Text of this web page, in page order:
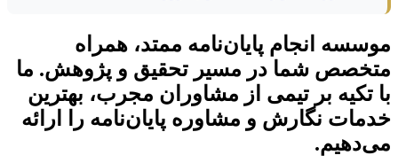
موسسه انجام پایان‌نامه ممتد، همراه
متخصص شما در مسیر تحقیق و پژوهش. ما
با تکیه بر تیمی از مشاوران مجرب، بهترین
خدمات نگارش و مشاوره پایان‌نامه را ارائه
می‌دهیم.